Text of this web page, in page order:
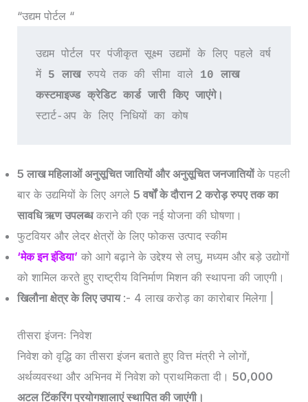
“उद्यम पोर्टल “
उद्यम पोर्टल पर पंजीकृत सूक्ष्म उद्यमों के लिए पहले वर्ष
में 5 लाख रुपये तक की सीमा वाले 10 लाख
कस्टमाइज्ड क्रेडिट कार्ड जारी किए जाएंगे।
स्टार्ट-अप के लिए निधियों का कोष
5 लाख महिलाओं अनुसूचित जातियों और अनुसूचित जनजातियोंके पहली
बार के उद्यमियों के लिए अगले5 वर्षों के दौरान 2 करोड़ रुपए तक का
सावधि ऋण उपलब्‍धकराने की एक नई योजना की घोषणा।
फुटवियर और लेदर क्षेत्रों के लिए फोकस उत्पाद स्कीम
‘मेक इन इंडिया’ को आगे बढ़ाने के उद्देश्य से लघु, मध्यम और बड़े उद्योगों
को शामिल करते हुए राष्ट्रीय विनिर्माण मिशन की स्थापना की जाएगी।
खिलौना क्षेत्र के लिए उपाय :- 4 लाख करोड़ का कारोबार मिलेगा |
तीसरा इंजनः निवेश
निवेश को वृद्धि का तीसरा इंजन बताते हुए वित्त मंत्री ने लोगों,
अर्थव्यवस्था और अभिनव में निवेश को प्राथमिकता दी।50,000
अटल टिंकरिंग प्रयोगशालाएं स्थापित की जाएंगी।